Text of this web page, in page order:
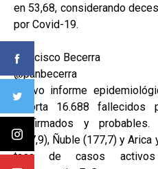
en 53,68, considerando
por Covid-19.
Francisco Becerra
@panbecerra
Nuevo informe
reporta 16.688
confirmados y
(807,9), Ñuble (177,7) y
tasa de casos activos